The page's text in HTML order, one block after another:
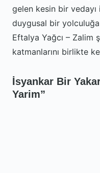
gelen kesin bir vedayı
duygusal bir yolculuğa
Eftalya Yağcı – Zalim
katmanlarını birlikte
İsyankar Bir
Yarim”